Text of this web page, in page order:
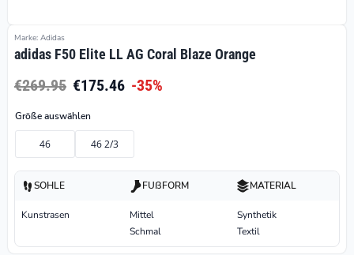
Marke: Adidas
adidas F50 Elite LL AG Coral Blaze Orange
€269.95 €175.46 -35%
Größe auswählen
46 46 2/3
SOHLE
Kunstrasen
FUßFORM
Mittel
Schmal
MATERIAL
Synthetik
Textil